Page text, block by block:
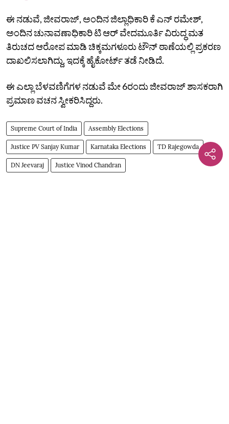
ಈ ನಡುವೆ, ಜೀವರಾಜ್‌, ಅಂದಿನ ಜಿಲ್ಲಾಧಿಕಾರಿ ಕೆ ಎನ್‌ ರಮೇಶ್‌,
ಅಂದಿನ ಚುನಾವಣಾಧಿಕಾರಿ ಟಿ ಆರ್‌ ವೇದಮೂರ್ತಿ ವಿರುದ್ಧ ಮತ
ತಿರುಚದ ಆರೋಪ ಮಾಡಿ ಚಿಕ್ಕಮಗಳೂರು ಟೌನ್‌ ಠಾಣೆಯಲ್ಲಿ ಪ್ರಕರಣ
ದಾಖಲಿಸಲಾಗಿದ್ದು, ಇದಕ್ಕೆ ಹೈಕೋರ್ಟ್‌ ತಡೆ ನೀಡಿದೆ.
ಈ ಎಲ್ಲಾ ಬೆಳವಣಿಗೆಗಳ ನಡುವೆ ಮೇ 6ರಂದು ಜೀವರಾಜ್‌ ಶಾಸಕರಾಗಿ
ಪ್ರಮಾಣ ವಚನ ಸ್ವೀಕರಿಸಿದ್ದರು.
Supreme Court of India Assembly Elections
Justice PV Sanjay Kumar Karnataka Elections TD Rajegowda
DN Jeevaraj Justice Vinod Chandran